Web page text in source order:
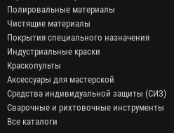
Полировальные материалы
Чистящие материалы
Покрытия специального назначения
Индустриальные краски
Краскопульты
Аксессуары для мастерской
Средства индивидуальной защиты (СИЗ)
Сварочные и рихтовочные инструменты
Все каталоги